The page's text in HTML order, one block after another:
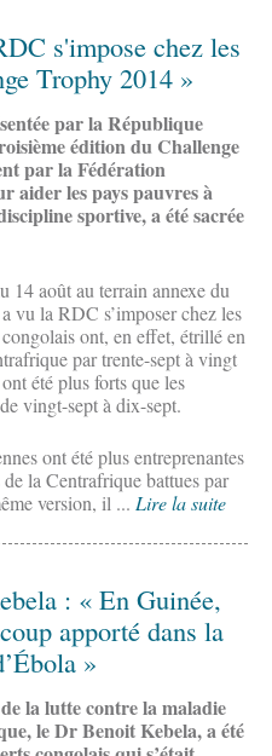
s'impose chez les
Trophy 2014 »
par la République
édition du Challenge
par la Fédération
aider les pays pauvres à
sportive, a été sacrée
14 août au terrain annexe du
vu la RDC s’imposer chez les
ont, en effet, étrillé en
par trente-sept à vingt
été plus forts que les
vingt-sept à dix-sept.
ont été plus entreprenantes
la Centrafrique battues par
version, il ... Lire la suite
: « En Guinée,
apporté dans la
»
la lutte contre la maladie
le Dr Benoit Kebela, a été